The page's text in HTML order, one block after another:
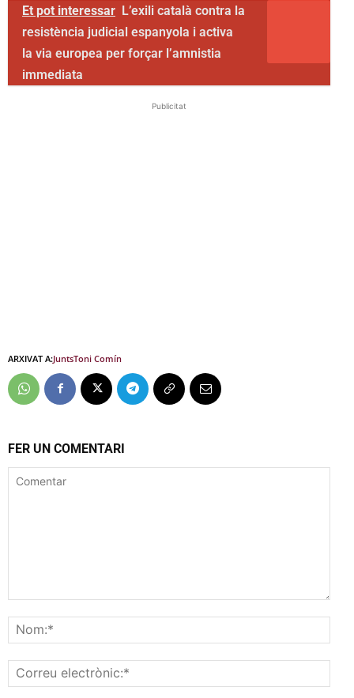
Et pot interessar L’exili català contra la
resistència judicial espanyola i activa
la via europea per forçar l’amnistia
immediata
Publicitat
ARXIVAT A:JuntsToni Comín
FER UN COMENTARI